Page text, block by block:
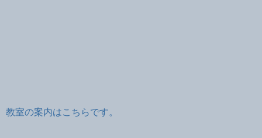
教室の案内はこちらです。